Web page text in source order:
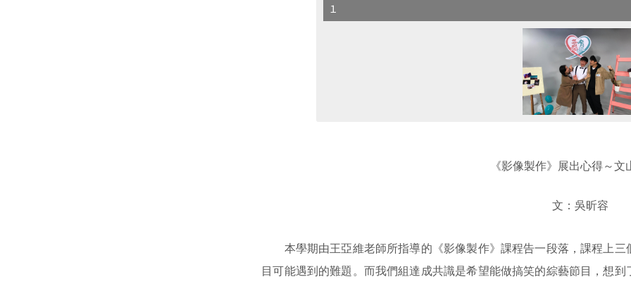
１
《影像製作》展出心得～文
文：吳昕容
本學期由王亞維老師所指導的《影像製作》課程告一段落，課程上三
目可能遇到的難題。而我們組達成共識是希望能做搞笑的綜藝節目，想